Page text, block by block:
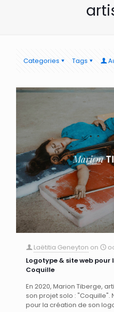
Categories Tags
Laëtitia Geneyton on
Logotype & site web
Coquille
En 2020, Marion Tiberge,
son projet solo :
pour la création de son